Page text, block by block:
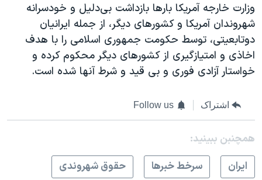
وزارت خارجه آمریکا بارها بازداشت بی‌دلیل و خودسرانه
شهروندان آمریکا و کشورهای دیگر، از جمله ایرانیان
دوتابعیتی، توسط حکومت جمهوری اسلامی را با هدف
اخاذی و امتیازگیری از کشورهای دیگر محکوم کرده و
خواستار آزادی فوری و بی قید و شرط آنها شده است.
اشتراک Follow us
همچنبن ببینید:
ايران
سرخط خبرها حقوق شهروندی